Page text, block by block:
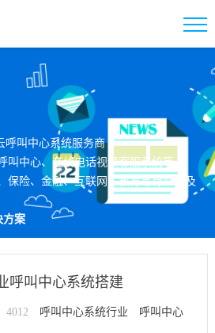
呼叫中心系统服务商
叫中心、在线电话视频客服系统等
保险、金融、互联网、教育等行业以及
方案
呼叫中心系统搭建
4012 呼叫中心系统行业 呼叫中心